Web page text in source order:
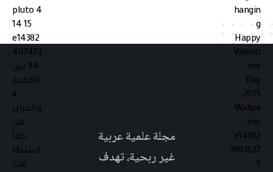
مجلة علمية عربية
غير ربحية، تهدف